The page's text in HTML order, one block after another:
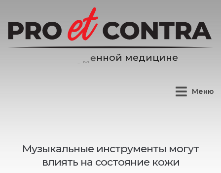
м едицине
Меню
Музыкальные инструменты могут
влиять на состояние кожи